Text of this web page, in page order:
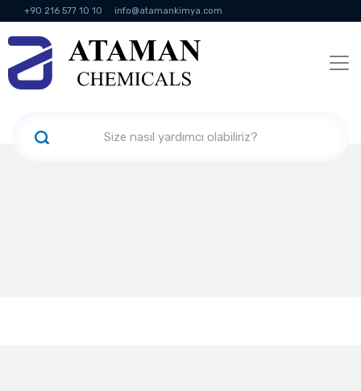
+90 216 577 10 10 info@atamankimya.com
KVKK Politikası Bilgi Toplumu Hizmetleri